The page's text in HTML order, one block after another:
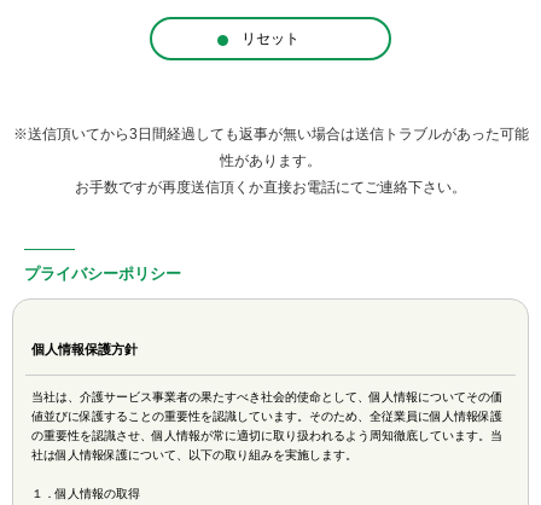
リセット
※送信頂いてから3日間経過しても返事が無い場合は送信トラブルがあった可能
性があります。
お手数ですが再度送信頂くか直接お電話にてご連絡下さい。
プライバシーポリシー
個人情報保護方針
当社は、介護サービス事業者の果たすべき社会的使命として、個人情報についてその価
値並びに保護することの重要性を認識しています。そのため、全従業員に個人情報保護
の重要性を認識させ、個人情報が常に適切に取り扱われるよう周知徹底しています。当
社は個人情報保護について、以下の取り組みを実施します。
１．個人情報の取得